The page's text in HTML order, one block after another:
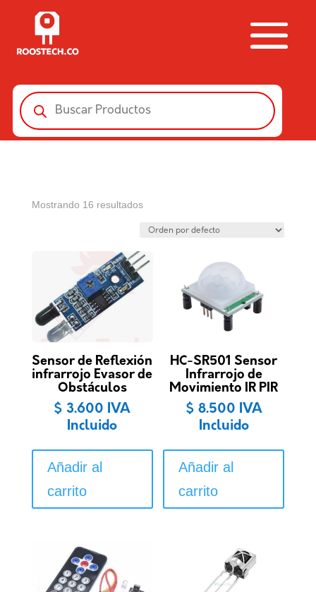
Búsqueda
de
productos
Mostrando 16 resultados
Sensor de Reflexión
infrarrojo Evasor de
Obstáculos
$ 3.600 IVA
Incluido
Añadir al
carrito
HC-SR501 Sensor
Infrarrojo de
Movimiento IR PIR
$ 8.500 IVA
Incluido
Añadir al
carrito